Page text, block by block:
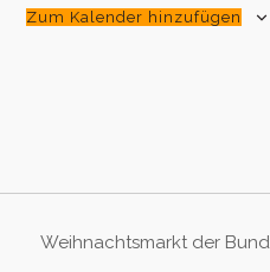
Zum Kalender hinzufügen
Weihnachtsmarkt der